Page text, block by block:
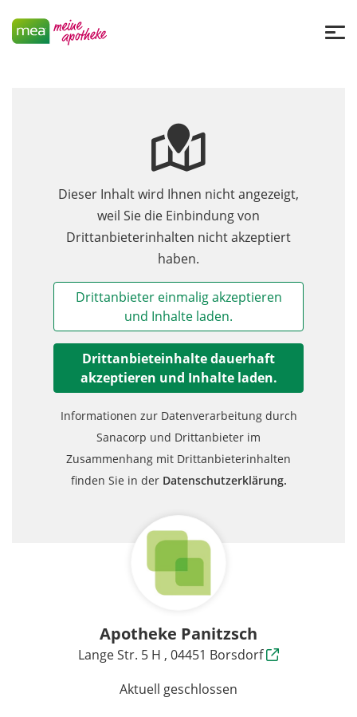
Dieser Inhalt wird Ihnen nicht angezeigt,
weil Sie die Einbindung von
Drittanbieterinhalten nicht akzeptiert
haben.
Drittanbieter einmalig akzeptieren
und Inhalte laden.
Drittanbieteinhalte dauerhaft
akzeptieren und Inhalte laden.
Informationen zur Datenverarbeitung durch
Sanacorp und Drittanbieter im
Zusammenhang mit Drittanbieterinhalten
finden Sie in der Datenschutzerklärung.
Apotheke Panitzsch
Lange Str. 5 H , 04451 Borsdorf
Aktuell geschlossen